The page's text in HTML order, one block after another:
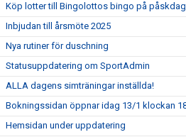
Köp lotter till Bingolottos bingo på
Inbjudan till årsmöte 2025
Nya rutiner för duschning
Statusuppdatering om SportAdmin
ALLA dagens simträningar inställda!
Bokningssidan öppnar idag 13/1 klockan
Hemsidan under uppdatering